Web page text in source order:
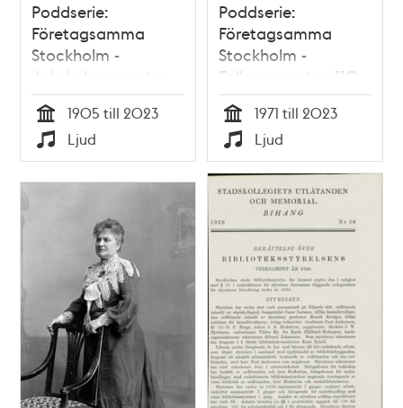
Poddserie:
Företagsamma
Stockholm -
Jakobsbergsgatan
6, Svenska Hem
Tid
1905 till 2023
Typ
Ljud
Poddserie:
Företagsamma
Stockholm -
Folkungagatan 110,
Fernando Di Luca
Tid
1971 till 2023
Typ
Ljud